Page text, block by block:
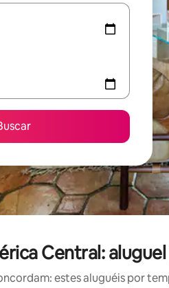
Central:
estes aluguéis por